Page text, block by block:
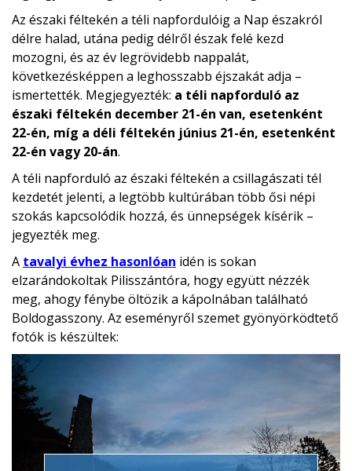
Az északi féltekén a téli napfordulóig a Nap északról
délre halad, utána pedig délről észak felé kezd
mozogni, és az év legrövidebb nappalát,
következésképpen a leghosszabb éjszakát adja –
ismertették. Megjegyezték: a téli napforduló az
északi féltekén december 21-én van, esetenként
22-én, míg a déli féltekén június 21-én, esetenként
22-én vagy 20-án.
A téli napforduló az északi féltekén a csillagászati tél
kezdetét jelenti, a legtöbb kultúrában több ősi népi
szokás kapcsolódik hozzá, és ünnepségek kísérik –
jegyezték meg.
A tavalyi évhez hasonlóan idén is sokan
elzarándokoltak Pilisszántóra, hogy együtt nézzék
meg, ahogy fénybe öltözik a kápolnában található
Boldogasszony. Az eseményről szemet gyönyörködtető
fotók is készültek: